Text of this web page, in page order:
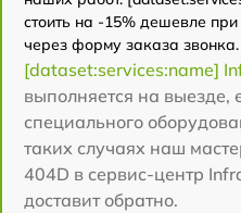
стоить на -15% дешевле
через форму заказа звонка.
[dataset:services:name]
выполняется на выезде,
специального
таких случаях наш
404D в сервис-центр
доставит обратно.